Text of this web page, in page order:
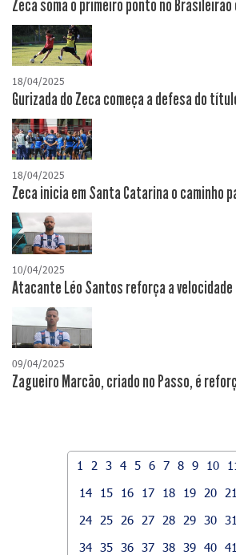
Zeca soma o primeiro ponto no
18/04/2025
Gurizada do Zeca começa a defesa do
18/04/2025
Zeca inicia em Santa Catarina o caminho
10/04/2025
Atacante Léo Santos reforça a velocidade
09/04/2025
Zagueiro Marcão, criado no Passo, é
1 2 3 4 5 6 7 8 9 10
14
15 16 17 18 19 20 21
24
25 26 27 28 29 30 31
34 35 36 37 38 39 40 41